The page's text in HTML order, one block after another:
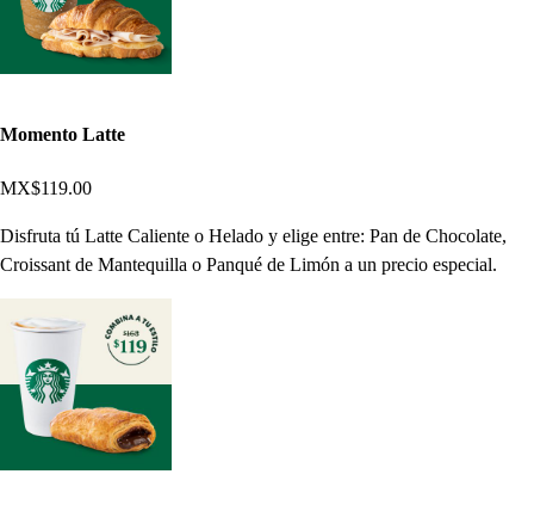
Momento Latte
MX$119.00
Disfruta tú Latte Caliente o Helado y elige entre: Pan de Chocolate,
Croissant de Mantequilla o Panqué de Limón a un precio especial.